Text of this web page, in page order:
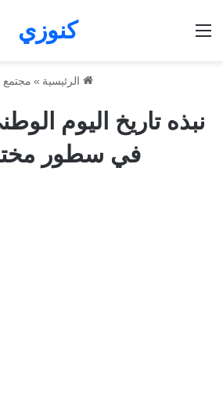
كنوزي
الرئيسية » مجتمع
نبذه تاريخ اليوم
في سطور